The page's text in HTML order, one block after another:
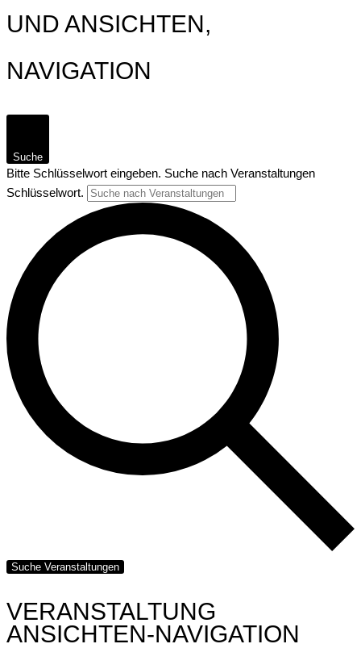
UND ANSICHTEN,
NAVIGATION
Suche
Bitte Schlüsselwort eingeben. Suche nach Veranstaltungen
Schlüsselwort.
Suche Veranstaltungen
VERANSTALTUNG
ANSICHTEN-NAVIGATION